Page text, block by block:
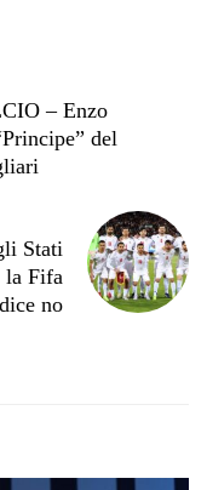
– Enzo
del
Stati
la Fifa
dice no